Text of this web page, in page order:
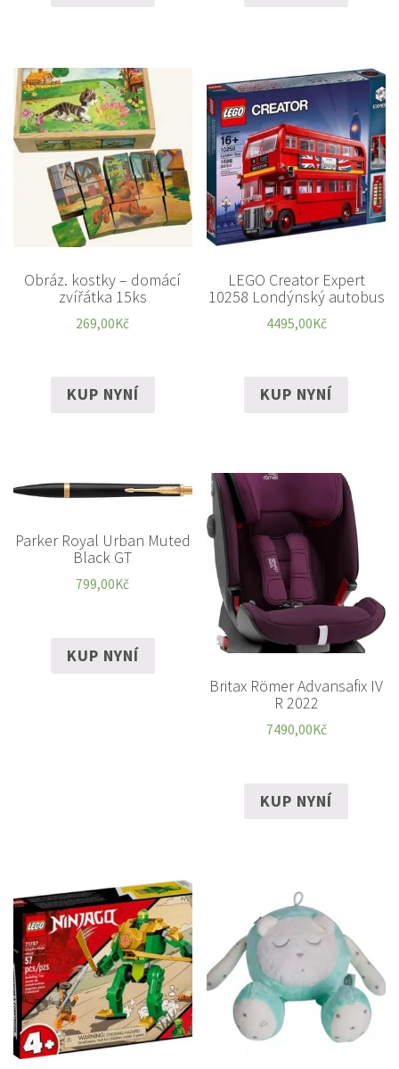
Obráz. kostky – domácí
zvířátka 15ks
269,00Kč
KUP NYNÍ
LEGO Creator Expert
10258 Londýnský autobus
4495,00Kč
KUP NYNÍ
Parker Royal Urban Muted
Black GT
799,00Kč
KUP NYNÍ
Britax Römer Advansafix IV
R 2022
7490,00Kč
KUP NYNÍ